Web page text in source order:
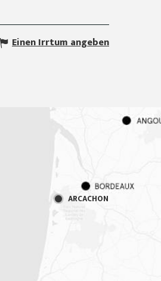
Einen Irrtum angeben
ARCACHON